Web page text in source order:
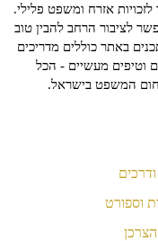
אזרח ומשפט פלילי.
לציבור הרחב להבין טוב
באתר כוללים מדריכים
וטיפים מעשיים - הכל
המשפט בישראל.
ודרכים
וספורט